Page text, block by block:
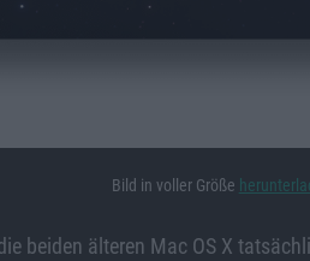
Bild in voller Größe
beiden älteren Mac OS X